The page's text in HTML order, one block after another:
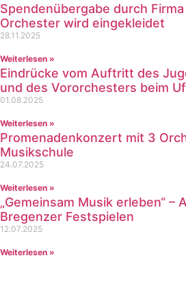
Spendenübergabe durch Firma
Orchester wird eingekleidet
28.11.2025
Weiterlesen »
Eindrücke vom Auftritt des
und des Vororchesters beim
01.08.2025
Weiterlesen »
Promenadenkonzert mit 3
Musikschule
24.07.2025
Weiterlesen »
„Gemeinsam Musik erleben“ –
Bregenzer Festspielen
12.07.2025
Weiterlesen »